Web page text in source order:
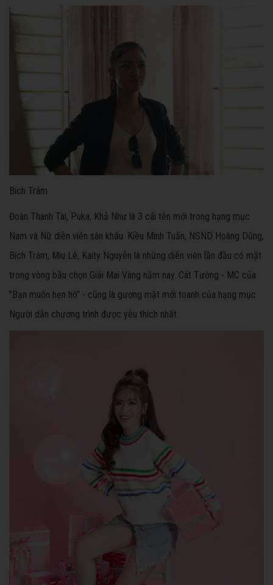
Bích Trâm
Đoàn Thanh Tài, Puka, Khả Như là 3 cái tên mới trong hạng mục
Nam và Nữ diễn viên sân khấu. Kiều Minh Tuấn, NSND Hoàng Dũng,
Bích Trâm, Miu Lê, Kaity Nguyễn là những diễn viên lần đầu có mặt
trong vòng bầu chọn Giải Mai Vàng năm nay. Cát Tường - MC của
"Bạn muốn hẹn hò" - cũng là gương mặt mới toanh của hạng mục
Người dẫn chương trình được yêu thích nhất.